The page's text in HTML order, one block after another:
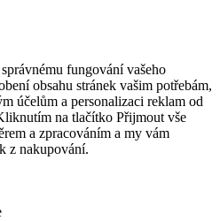
fungování vašeho
obsahu stránek vašim potřebám,
účelům a personalizaci reklam od
na tlačítko Přijmout vše
a zpracováním a my vám
z nakupování.